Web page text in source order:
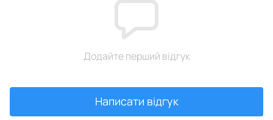
Додайте перший відгук
Написати відгук